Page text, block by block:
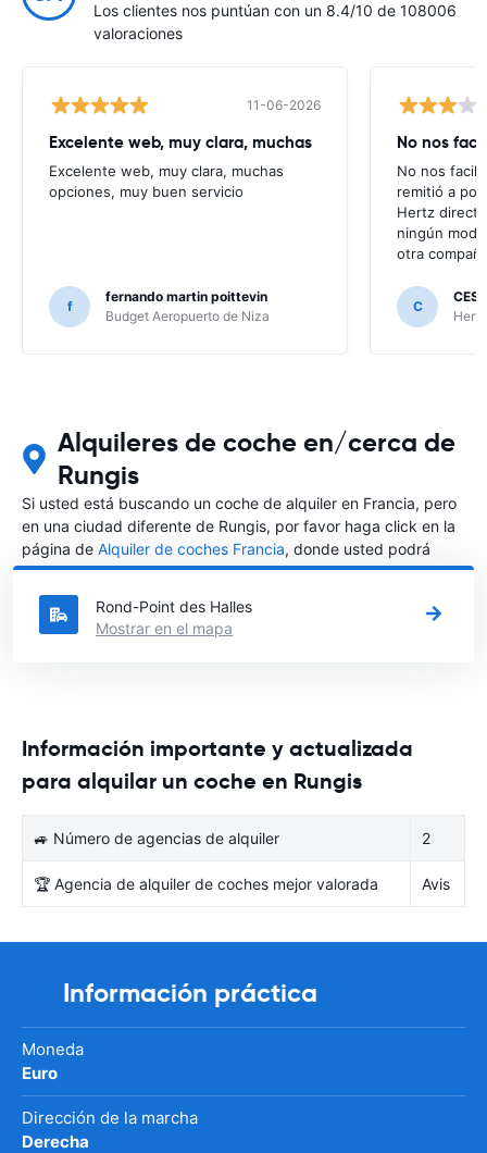
Los clientes nos puntúan con un 8.4/10 de 108006
valoraciones
11-06-2026
Excelente web, muy clara, muchas
Excelente web, muy clara, muchas
opciones, muy buen servicio
f
fernando martin poittevin
Budget Aeropuerto de Niza
No nos
No nos
remitió a
Hertz
ningún
otra
C
Alquileres de coche en/cerca de
Rungis
Si usted está buscando un coche de alquiler en Francia, pero
en una ciudad diferente de Rungis, por favor haga click en la
página de Alquiler de coches Francia, donde usted podrá
elegir en qué ciudad de Francia desea alquilar un coche.
Rond-Point des Halles
Mostrar en el mapa
Información importante y actualizada
para alquilar un coche en Rungis
🚙 Número de agencias de alquiler 2
🏆 Agencia de alquiler de coches mejor valorada Avis
Información práctica
Moneda
Euro
Dirección de la marcha
Derecha